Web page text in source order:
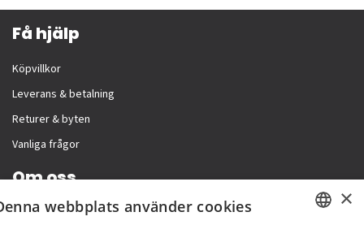
Få hjälp
Köpvillkor
Leverans & betalning
Returer & byten
Vanliga frågor
Om oss
Företagsinformation
×
webbplats använder cookies